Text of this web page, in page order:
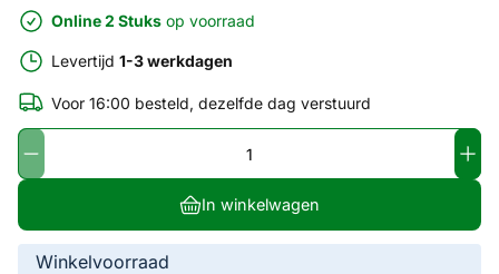
Online 2 Stuks op voorraad
Levertijd 1-3 werkdagen
Voor 16:00 besteld, dezelfde dag verstuurd
In winkelwagen
Winkelvoorraad